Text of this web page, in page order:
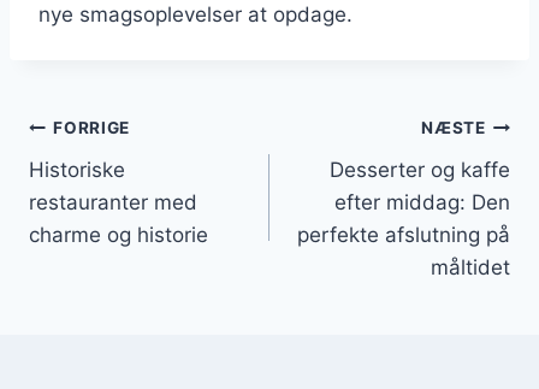
nye smagsoplevelser at opdage.
Indlægsnavigation
FORRIGE
Historiske
restauranter med
charme og historie
NÆSTE
Desserter og kaffe
efter middag: Den
perfekte afslutning på
måltidet